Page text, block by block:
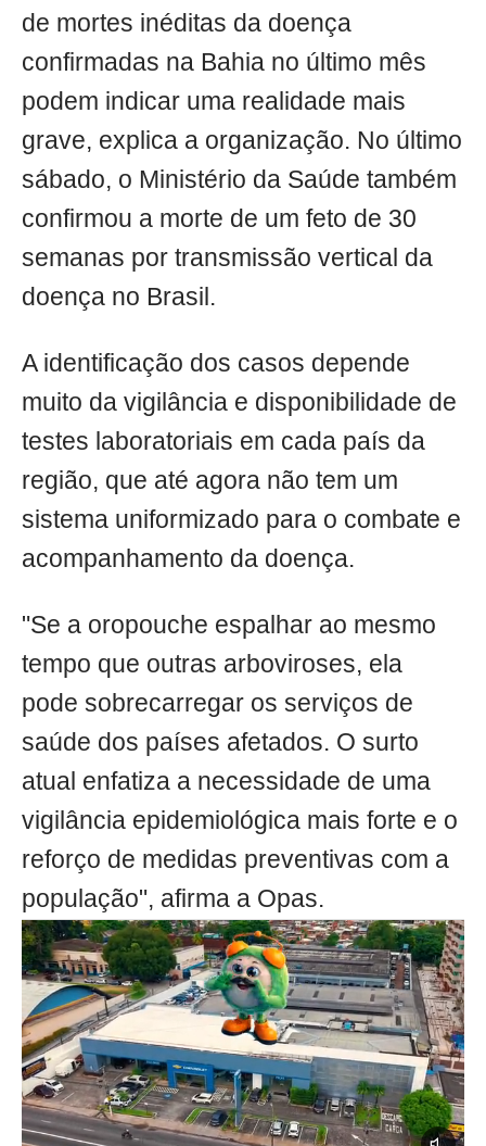
de mortes inéditas da doença
confirmadas na Bahia no último mês
podem indicar uma realidade mais
grave, explica a organização. No último
sábado, o Ministério da Saúde também
confirmou a morte de um feto de 30
semanas por transmissão vertical da
doença no Brasil.
A identificação dos casos depende
muito da vigilância e disponibilidade de
testes laboratoriais em cada país da
região, que até agora não tem um
sistema uniformizado para o combate e
acompanhamento da doença.
"Se a oropouche espalhar ao mesmo
tempo que outras arboviroses, ela
pode sobrecarregar os serviços de
saúde dos países afetados. O surto
atual enfatiza a necessidade de uma
vigilância epidemiológica mais forte e o
reforço de medidas preventivas com a
população", afirma a Opas.